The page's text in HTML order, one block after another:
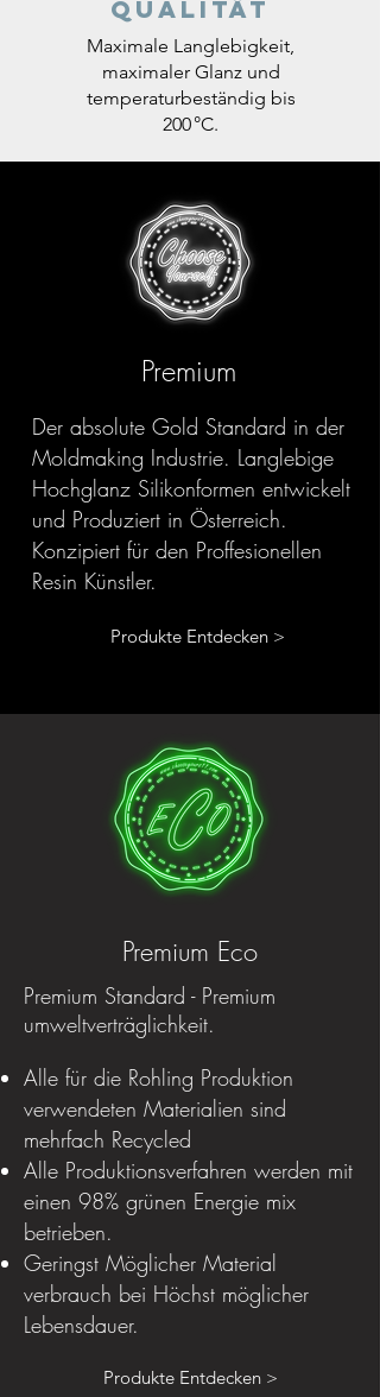
Qualität
Maximale Langlebigkeit,
maximaler Glanz und
temperaturbeständig bis
200 °C.
Premium
Der absolute Gold Standard in der
Moldmaking Industrie. Langlebige
Hochglanz Silikonformen entwickelt
und Produziert in Österreich.
Konzipiert für den Proffesionellen
Resin Künstler.
Produkte Entdecken >
Premium Eco
Premium Standard - Premium
umweltverträglichkeit.
Alle für die Rohling Produktion
verwendeten Materialien sind
mehrfach Recycled
Alle Produktionsverfahren werden mit
einen 98% grünen Energie mix
betrieben.
Geringst Möglicher Material
verbrauch bei Höchst möglicher
Lebensdauer.
Produkte Entdecken >